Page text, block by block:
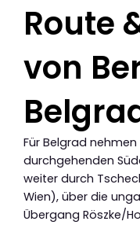
Route
von
Für Belgrad
durchgehenden
weiter durch
Wien), über die
Übergang Röszke/